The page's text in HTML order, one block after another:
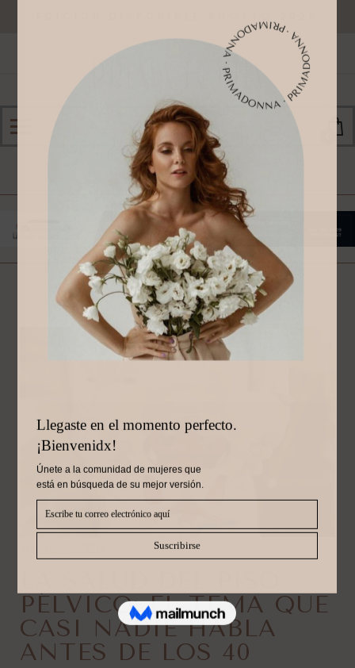
PÉLVICO: EL TEMA QUE
CASI NADIE HABLA
ANTES DE LOS 40